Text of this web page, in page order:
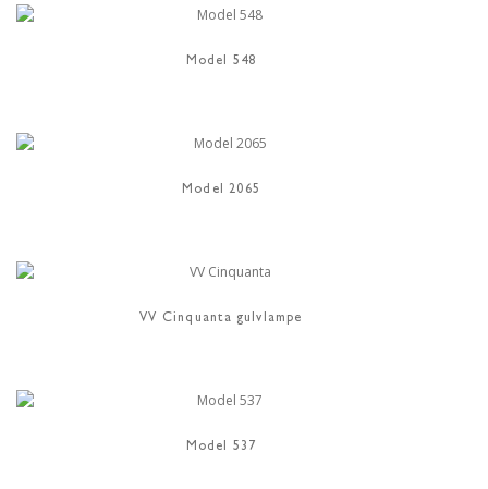
Model 548
Model 2065
VV Cinquanta gulvlampe
Model 537